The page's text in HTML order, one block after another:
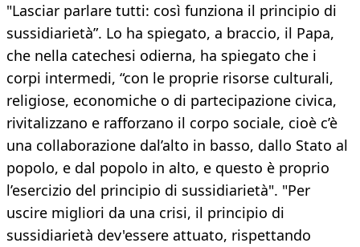
"Lasciar parlare tutti: così funziona il principio di
sussidiarietà”. Lo ha spiegato, a braccio, il Papa,
che nella catechesi odierna, ha spiegato che i
corpi intermedi, “con le proprie risorse culturali,
religiose, economiche o di partecipazione civica,
rivitalizzano e rafforzano il corpo sociale, cioè c’è
una collaborazione dal’alto in basso, dallo Stato al
popolo, e dal popolo in alto, e questo è proprio
l’esercizio del principio di sussidiarietà". "Per
uscire migliori da una crisi, il principio di
sussidiarietà dev'essere attuato, rispettando